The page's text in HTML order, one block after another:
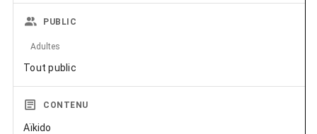
PUBLIC
Adultes
Tout public
CONTENU
Aïkido